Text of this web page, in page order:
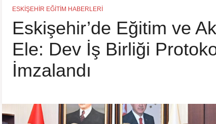
ESKIŞEHIR EĞITIM HABERLERI
Eskişehir’de Eğitim ve
Ele: Dev İş Birliği
İmzalandı